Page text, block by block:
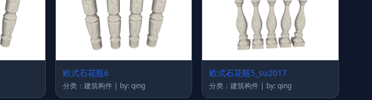
欧式石花瓶6
分类：建筑构件 | by: qing
欧式石花瓶5_su2017
分类：建筑构件 | by: qing